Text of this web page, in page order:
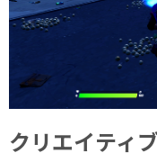
クリエイティ